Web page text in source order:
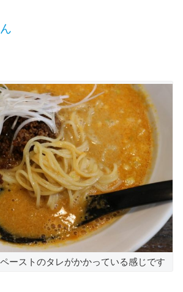
ーストのタレがかかっている感じです